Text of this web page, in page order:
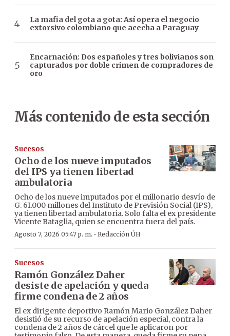
La mafia del gota a gota: Así opera el negocio
extorsivo colombiano que acecha a Paraguay
Encarnación: Dos españoles y tres bolivianos son
capturados por doble crimen de compradores de
oro
Más contenido de esta sección
Sucesos
Ocho de los nueve imputados
del IPS ya tienen libertad
ambulatoria
Ocho de los nueve imputados por el millonario desvío de
G. 61.000 millones del Instituto de Previsión Social (IPS),
ya tienen libertad ambulatoria. Solo falta el ex presidente
Vicente Bataglia, quien se encuentra fuera del país.
Agosto 7, 2026 05:47 p. m. · Redacción ÚH
Sucesos
Ramón González Daher
desiste de apelación y queda
firme condena de 2 años
El ex dirigente deportivo Ramón Mario González Daher
desistió de su recurso de apelación especial, contra la
condena de 2 años de cárcel que le aplicaron por